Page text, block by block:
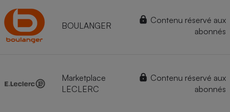
BOULANGER
Contenu réservé aux
abonnés
Marketplace
LECLERC
Contenu réservé aux
abonnés